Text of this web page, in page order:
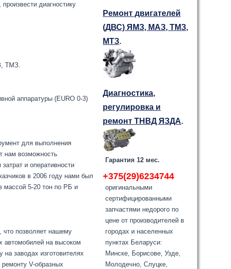
диагностику
ТМЗ.
аппаратуры (EURO 0-3)
для выполнения
нам возможность
и оперативности
в 2006 году нами был
массой 5-20 тон по РБ и
что позволяет нашему
автомобилей на высоком
заводах изготовителях
V-образных
Ремонт двигателей
(ДВС) ЯМЗ, МАЗ, ТМЗ,
МТЗ.
Диагностика,
регулировка и
ремонт ТНВД ЯЗДА.
Гарантия 12 мес.
+375(29)6234744
оригинальными
сертифицированными
запчастями недорого по
цене от производителей в
городах и населенных
пунктах Беларуси:
Минске, Борисове, Узде,
Молодечно, Слуцке,